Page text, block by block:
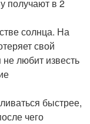
получают в 2
солнца. На
свой
любит известь
быстрее,
чего